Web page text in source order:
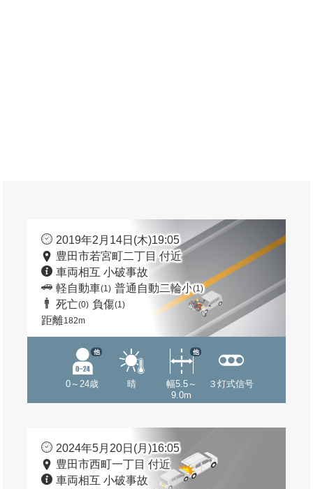
2019年2月14日(木)19:05
豊田市若宮町二丁目 付近
車両相互 小破事故
軽自動車(1) 普通自動二輪小(1)
死亡(0) 負傷(1)
距離182m
0～24歳
他
晴
幅5.5～
9.0m
他
３灯式信号
2024年5月20日(月)16:05
豊田市西町一丁目 付近
車両相互 小破事故